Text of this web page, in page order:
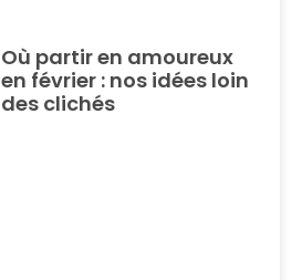
Où partir en amoureux
en février : nos idées loin
des clichés